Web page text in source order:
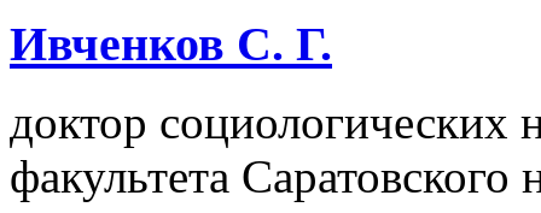
Ивченков С. Г.
доктор социологических
факультета Саратовского